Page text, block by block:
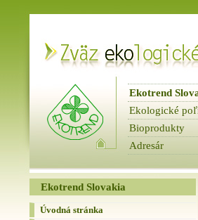
Ekotrend
Ekologické
Bioprodukty
Adresár
Spravodaje
Ekotrend Slovakia
Úvodná stránka